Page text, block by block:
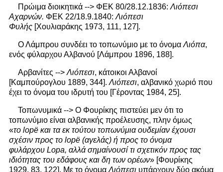
Πρώιμα διοικητικά --> ΦΕΚ 80/28.12.1836:Λιόπεσι
Αχαρνών. ΦΕΚ 22/18.9.1840: Λιόπεσι
Φυλής[Χουλιαράκης 1973, 111, 127].
Ο Λάμπρου συνδέει το τοπωνύμιο με το όνομαΛιόπα,
ενός φύλαρχου Αλβανού [Λάμπρου 1896, 188].
Αρβανίτες -->Λιόπεσι, κάτοικοι Αλβανοί
[Καμπούρογλου 1889, 344]. Λιόπεσι, αλβανικό χωριό που
έχει το όνομα του ιδρυτή του [Γέροντας 1984, 25].
Τοπωνυμικά --> Ο Φουρίκης πιστεύει μεν ότι το
τοπωνύμιο είναι αλβανικής προέλευσης, πλην όμως
«το lopë και τα εκ τούτου τοπωνύμια ουδεμίαν έχουσι
σχέσιν προς το lopë (αγελάς) ή προς το όνομα
φυλάρχου Lopa, αλλά σημαίνουσί τι σχετικόν προς τας
ιδιότητας του εδάφους και δη των ορέων» [Φουρίκης
1929, 83, 122]. Με το όνομα Λιόπεσιυπάρχουν δύο ακόμα